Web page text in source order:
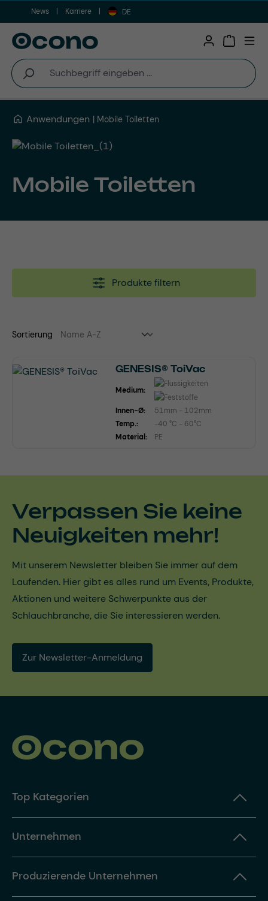
Zum Hauptinhalt springen
News Karriere DE
Anwendungen Mobile Toiletten
Mobile Toiletten
Produkte filtern
Sortierung
GENESIS® ToiVac
Medium:
Innen-Ø:
51mm - 102mm
Temp.:
-40 °C - 60°C
Material:
PE
Verpassen Sie keine
Neuigkeiten mehr!
Mit unserem Newsletter bleiben Sie immer auf dem
Laufenden. Hier gibt es alles rund um Events, Produkte,
Aktionen und weitere Schwerpunkte aus der
Schlauchbranche, die Sie interessieren werden.
Zur Newsletter-Anmeldung
Top Kategorien
Unternehmen
Produzierende Unternehmen